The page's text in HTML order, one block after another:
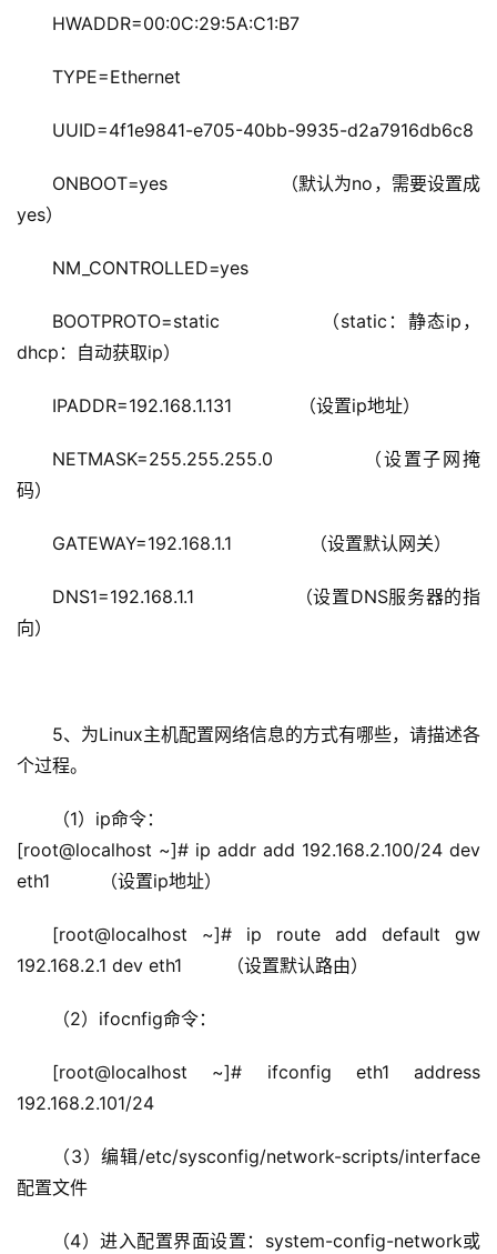
HWADDR=00:0C:29:5A:C1:B7
TYPE=Ethernet
UUID=4f1e9841-e705-40bb-9935-d2a7916db6c8
ONBOOT=yes                    （默认为no，需要设置成
yes）
NM_CONTROLLED=yes
BOOTPROTO=static               （static：静态ip，
dhcp：自动获取ip）
IPADDR=192.168.1.131            （设置ip地址）
NETMASK=255.255.255.0            （设置子网掩
码）
GATEWAY=192.168.1.1              （设置默认网关）
DNS1=192.168.1.1                （设置DNS服务器的指
向）
5、为Linux主机配置网络信息的方式有哪些，请描述各
个过程。
（1）ip命令：
[root@localhost ~]# ip addr add 192.168.2.100/24 dev
eth1         （设置ip地址）
[root@localhost ~]# ip route add default gw
192.168.2.1 dev eth1        （设置默认路由）
（2）ifocnfig命令：
[root@localhost ~]# ifconfig eth1 address
192.168.2.101/24
（3）编辑/etc/sysconfig/network-scripts/interface
配置文件
（4）进入配置界面设置：system-config-network或